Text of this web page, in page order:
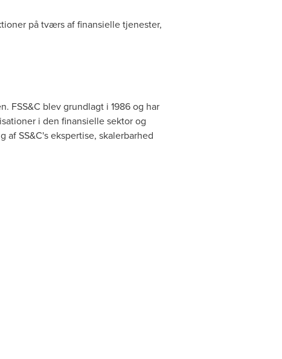
på tværs af finansielle tjenester,
FSS&C blev grundlagt i 1986 og har
i den finansielle sektor og
SS&C's ekspertise, skalerbarhed